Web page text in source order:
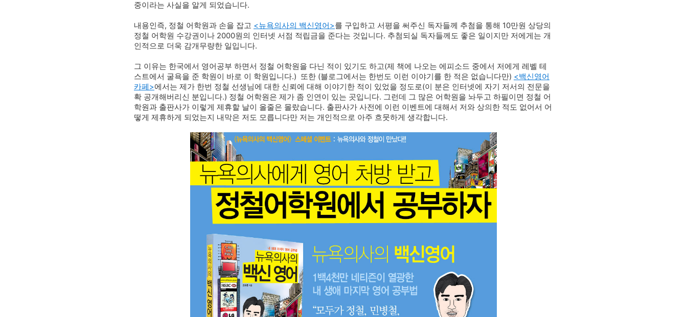
중이라는 사실을 알게 되었습니다.
내용인즉, 정철 어학원과 손을 잡고 <뉴욕의사의 백신영어>를 구입하고 서평을 써주신 독자들께 추첨을 통해 10만원 상당의
정철 어학원 수강권이나 2000원의 인터넷 서점 적립금을 준다는 것입니다. 추첨되실 독자들께도 좋은 일이지만 저에게는 개
인적으로 더욱 감개무량한 일입니다.
그 이유는 한국에서 영어공부 하면서 정철 어학원을 다닌 적이 있기도 하고(제 책에 나오는 에피소드 중에서 저에게 레벨 테
스트에서 굴욕을 준 학원이 바로 이 학원입니다.) 또한 (블로그에서는 한번도 이런 이야기를 한 적은 없습니다만) <백신영어
카페>에서는 제가 한번 정철 선생님에 대한 신뢰에 대해 이야기한 적이 있었을 정도로(이 분은 인터넷에 자기 저서의 전문을
확 공개해버리신 분입니다.) 정철 어학원은 제가 좀 인연이 있는 곳입니다. 그런데 그 많은 어학원을 놔두고 하필이면 정철 어
학원과 출판사가 이렇게 제휴할 날이 올줄은 몰랐습니다. 출판사가 사전에 이런 이벤트에 대해서 저와 상의한 적도 없어서 어
떻게 제휴하게 되었는지 내막은 저도 모릅니다만 저는 개인적으로 아주 흐뭇하게 생각합니다.